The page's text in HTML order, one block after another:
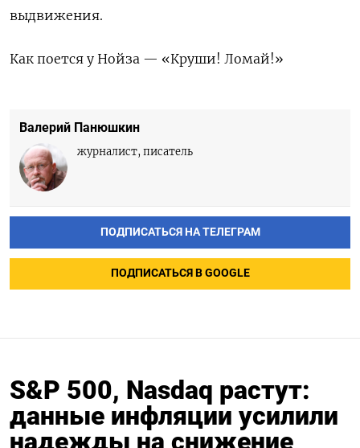
выдвижения.
Как поется у Нойза — «Круши! Ломай!»
Валерий Панюшкин
журналист, писатель
ПОДПИСАТЬСЯ НА ТЕЛЕГРАМ
ПОДПИСАТЬСЯ В GOOGLE
S&P 500, Nasdaq растут:
данные инфляции усилили